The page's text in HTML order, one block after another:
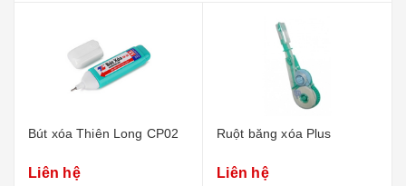
Bút xóa Thiên Long CP02
Liên hệ
Ruột băng xóa Plus
Liên hệ